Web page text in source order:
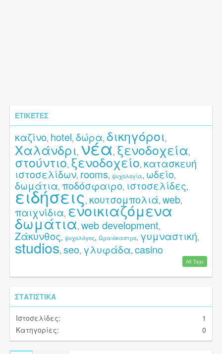
ΕΤΙΚΈΤΕΣ
καζίνο, hotel, δώρα, δικηγόροι,
Χαλάνδρι, νέα, ξενοδοχεία,
στούντιο, ξενοδοχείο, κατασκευή
ιστοσελίδων, rooms, ψυχολογία, ωδείο,
δωμάτια, ποδόσφαιρο, ιστοσελίδες,
ειδήσεις, κουτσομπολιά, web,
παιχνίδια, ενοικιαζόμενα
δωμάτια, web development,
Ζάκυνθος, ψυχολόγος, Ωραιόκαστρο, γυμναστική,
studios, seo, γλυφάδα, casino
All Tags
ΣΤΑΤΙΣΤΙΚΆ
Ιστοσελίδες:
1
Κατηγορίες:
0